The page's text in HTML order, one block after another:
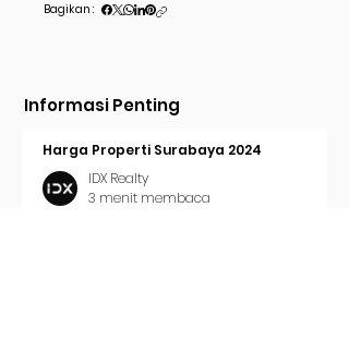
Bagikan :
Informasi Penting
Harga Properti Surabaya 2024
IDX Realty
3 menit membaca